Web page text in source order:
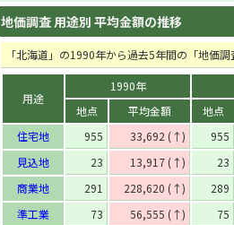
地価調査 用途別 平均金額の推移
「北海道」の1990年から過去5年間の「地価
用途
1990年
地点
平均金額
地点
住宅地
955 33,692 (↑)
955
見込地
23 13,917 (↑)
23
商業地
291 228,620 (↑)
289
準工業
73 56,555 (↑)
75